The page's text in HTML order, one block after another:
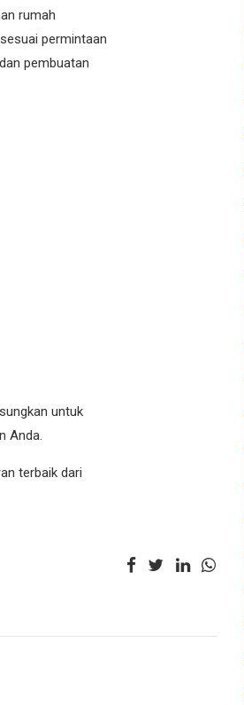
rumah
permintaan
pembuatan
untuk
Anda.
terbaik dari